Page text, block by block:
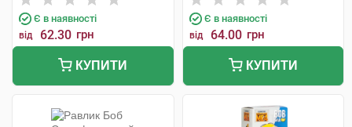
Є в наявності
від 62.30 грн
КУПИТИ
Є в наявності
від 64.00 грн
КУПИТИ